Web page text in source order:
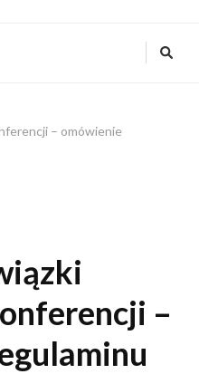
– omówienie
–